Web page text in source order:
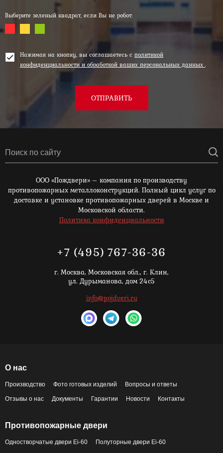
Выберите зеленый квадрат, если Вы не робот:
Нажимая на кнопку, вы соглашаетесь с политикой
конфиденциальности и обработкой ваших персональных данных .
ОТПРАВИТЬ
ООО «Пождвери» – компания по производству
противопожарных металлоконструкций. Полный цикл услуг по
доставке и установке противопожарных дверей в Москве и
Московской области.
Политика конфиденциальности
+7 (495) 767-36-36
г. Москва, Московская обл., г. Клин,
ул. Дурыманова, дом 24с5
info@pojdveri.ru
О нас
Производство Фото готовых изделий Вопросы и ответы
Отзывы о нас Документы Гарантии Новости Контакты
Противопожарные двери
Одностворчатые двери Ei-60 Полуторные двери Ei-60